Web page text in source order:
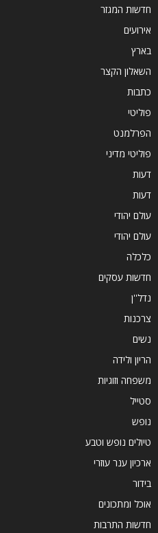
חדשות המגזר
אירועים
בארץ
השאלון הקצר
כתבות
פוליטי
הפרלמנט
פוליטי מדיני
דעות
דעות
עולם יהודי
עולם יהודי
כלכלה
חדשות עסקים
נדל''ן
צרכנות
נשים
הריון ולידה
משפחה וזוגיות
סטייל
נופש
טיולים נופש וטבע
ארכיון ענר עוזרי
בידור
אוכל ומתכונים
חדשות התרבות